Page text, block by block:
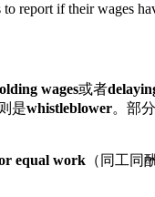
report if their wages
wages或者
是whistleblower。部
equal work （同工同